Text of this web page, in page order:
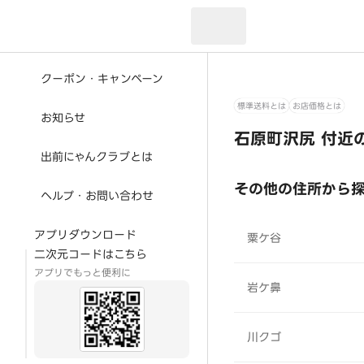
クーポン・キャンペーン
お知らせ
出前にゃんクラブとは
ヘルプ・お問い合わせ
アプリダウンロード
二次元コードはこちら
アプリでもっと便利に
標準送料とは お店価格とは
石原町沢尻 付近
その他の住所から
粟ケ谷
岩ケ鼻
川クゴ